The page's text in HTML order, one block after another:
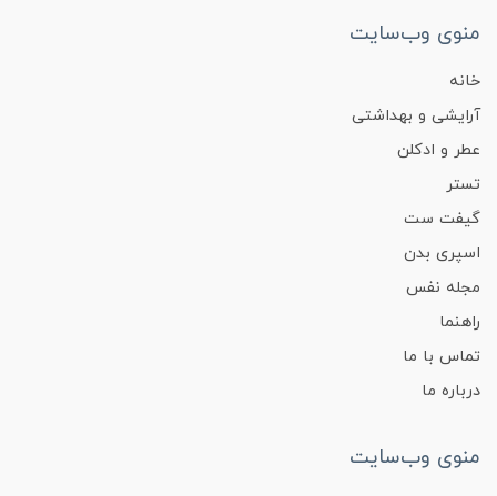
منوی وب‌سایت
خانه
آرایشی و بهداشتی
عطر و ادکلن
تستر
گیفت ست
اسپری بدن
مجله نفس
راهنما
تماس با ما
درباره ما
منوی وب‌سایت